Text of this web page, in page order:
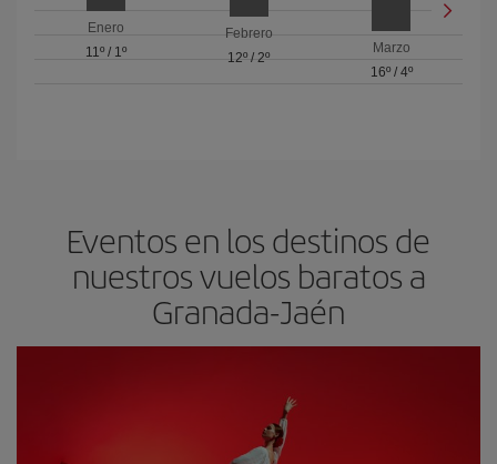
Enero
11º/ 1º
Febrero
12º / 2º
Marzo
16º/ 4º
Eventos en los destinos de
nuestros vuelos baratos a
Granada-Jaén